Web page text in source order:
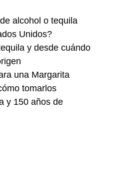
alcohol o tequila
Unidos?
y desde cuándo
una Margarita
tomarlos
y 150 años de